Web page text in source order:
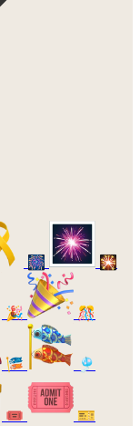
🎆 🎇
🎉 🎊
🎏 🎐
🎟️ 🎫